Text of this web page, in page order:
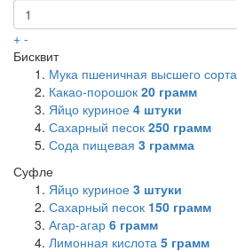
+ -
Бисквит
Мука пшеничная высшего сорта
Какао-порошок 20 грамм
Яйцо куриное 4 штуки
Сахарный песок 250 грамм
Сода пищевая 3 грамма
Суфле
Яйцо куриное 3 штуки
Сахарный песок 150 грамм
Агар-агар 6 грамм
Лимонная кислота 5 грамм